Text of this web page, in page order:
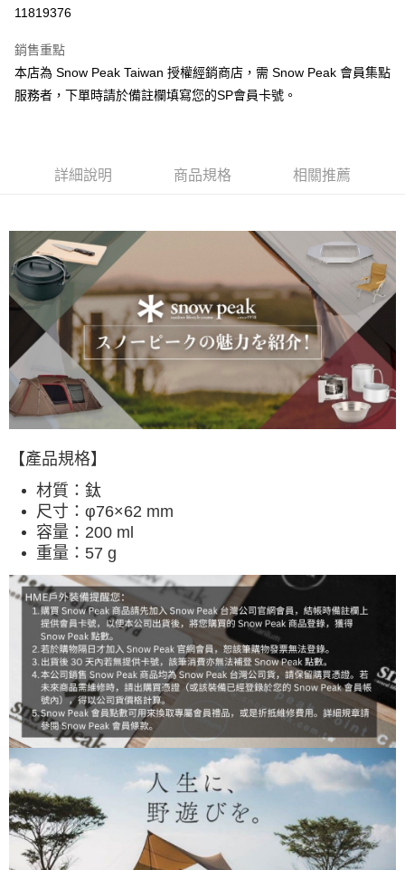
上海商業儲蓄銀行
臺灣中小企業銀行
匯豐（台灣）商業銀行
華泰商業銀行
聯邦商業銀行
遠東國際商業銀行
台灣樂天信用卡公司
LINE Pay
Apple Pay
ATM付款
每筆NT$60，滿NT$490(含以上)免運費
每筆NT$60，滿NT$490(含以上)免運費
7-11取貨付款
每筆NT$60，滿NT$490(含以上)免運費
付款後7-11取貨
每筆NT$60，滿NT$490(含以上)免運費
宅配
每筆NT$80，滿NT$490(含以上)免運費
離島宅配
付款後門市自取
免運費
11819376
銷售重點
本店為 Snow Peak Taiwan 授權經銷商店，需 Snow Peak 會員集點
服務者，下單時請於備註欄填寫您的SP會員卡號。
詳細說明 商品規格 相關推薦
【產品規格】
材質：鈦
尺寸：φ76×62 mm
容量：200 ml
重量：57 g